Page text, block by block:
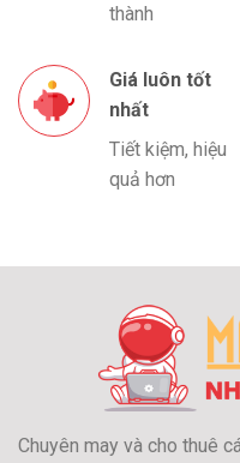
thành
Giá luôn tốt
nhất
Tiết kiệm, hiệu
quả hơn
Chuyên may và cho thuê